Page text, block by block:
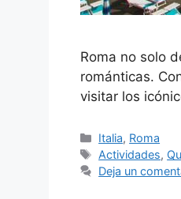
Roma no solo
románticas.
visitar los
Categorías
Italia, Roma
Etiquetas
Actividades,
Deja un